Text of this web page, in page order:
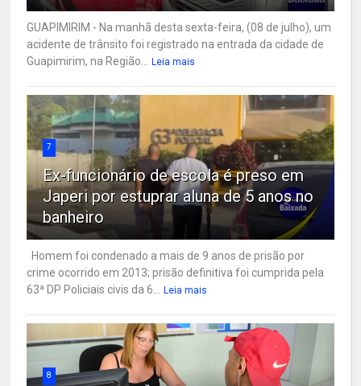
GUAPIMIRIM - Na manhã desta sexta-feira, (08 de julho), um
acidente de trânsito foi registrado na entrada da cidade de
Guapimirim, na Região... Leia mais
7
Ex-funcionário de escola é preso em
Japeri por estuprar aluna de 5 anos no
banheiro
Homem foi condenado a mais de 9 anos de prisão por
crime ocorrido em 2013; prisão definitiva foi cumprida pela
63ª DP Policiais civis da 6... Leia mais
8